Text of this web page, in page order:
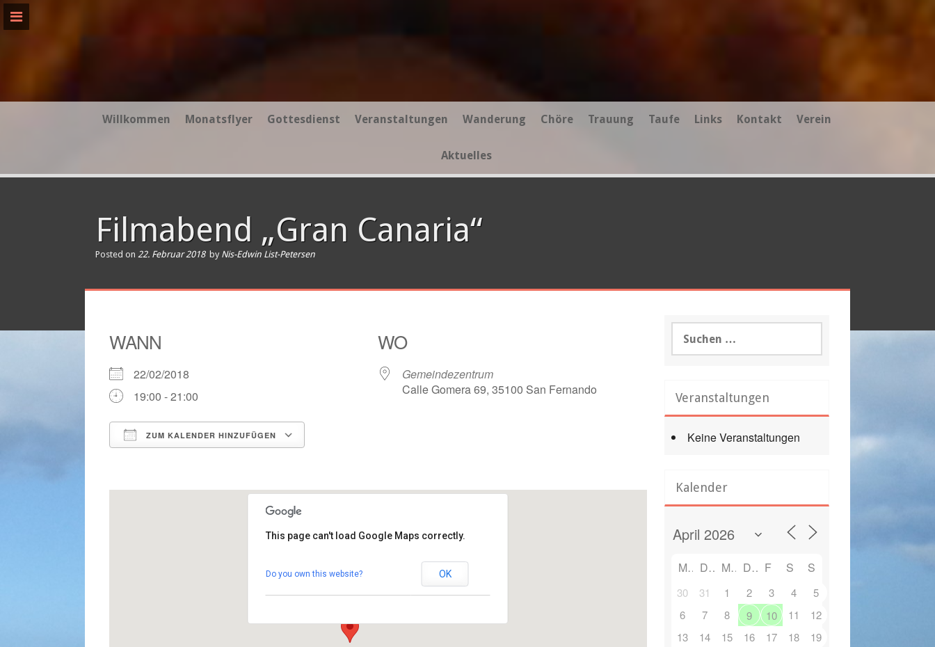
Skip
Willkommen Monatsflyer Gottesdienst Veranstaltungen Wanderung Chöre Trauung Taufe Links Kontakt Verein
Aktuelles
Filmabend „Gran Canaria“
Posted on 22. Februar 2018 by Nis-Edwin List-Petersen
WANN
22/02/2018
19:00 - 21:00
ZUM KALENDER HINZUFÜGEN
WO
Gemeindezentrum
Calle Gomera 69, 35100 San Fernando
Gemeindezentrum
This page can't load Google Maps correctly.
Do you own this website? OK
nach:
Veranstaltungen
Keine Veranstaltungen
Kalender
M D M D F S S
30 31 1 2 3 4
5
6
7 8 9 10 11
12
13
14 15 16 17 18
19